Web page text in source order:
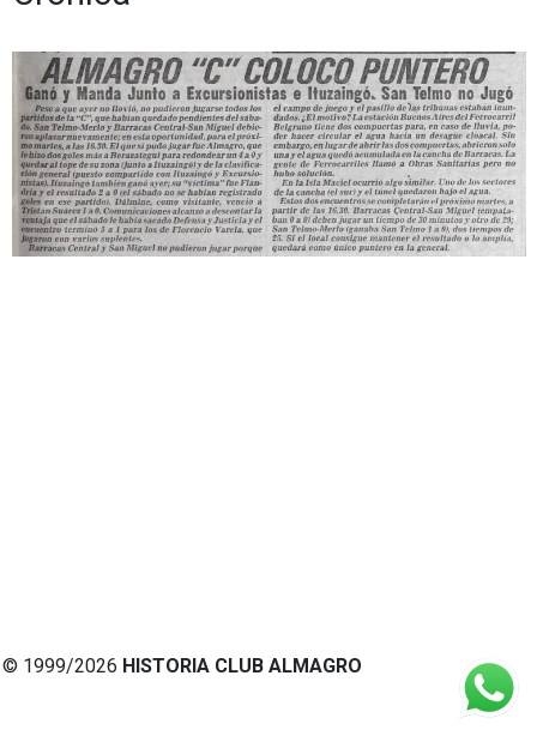
© 1999/2026 HISTORIA CLUB ALMAGRO